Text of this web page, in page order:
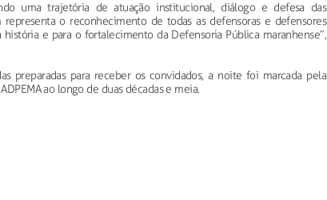
uma trajetória de atuação institucional, diálogo e defesa das
representa o reconhecimento de todas as defensoras e defensores
e para o fortalecimento da Defensoria Pública maranhense”,
preparadas para receber os convidados, a noite foi marcada pela
ao longo de duas décadas e meia.